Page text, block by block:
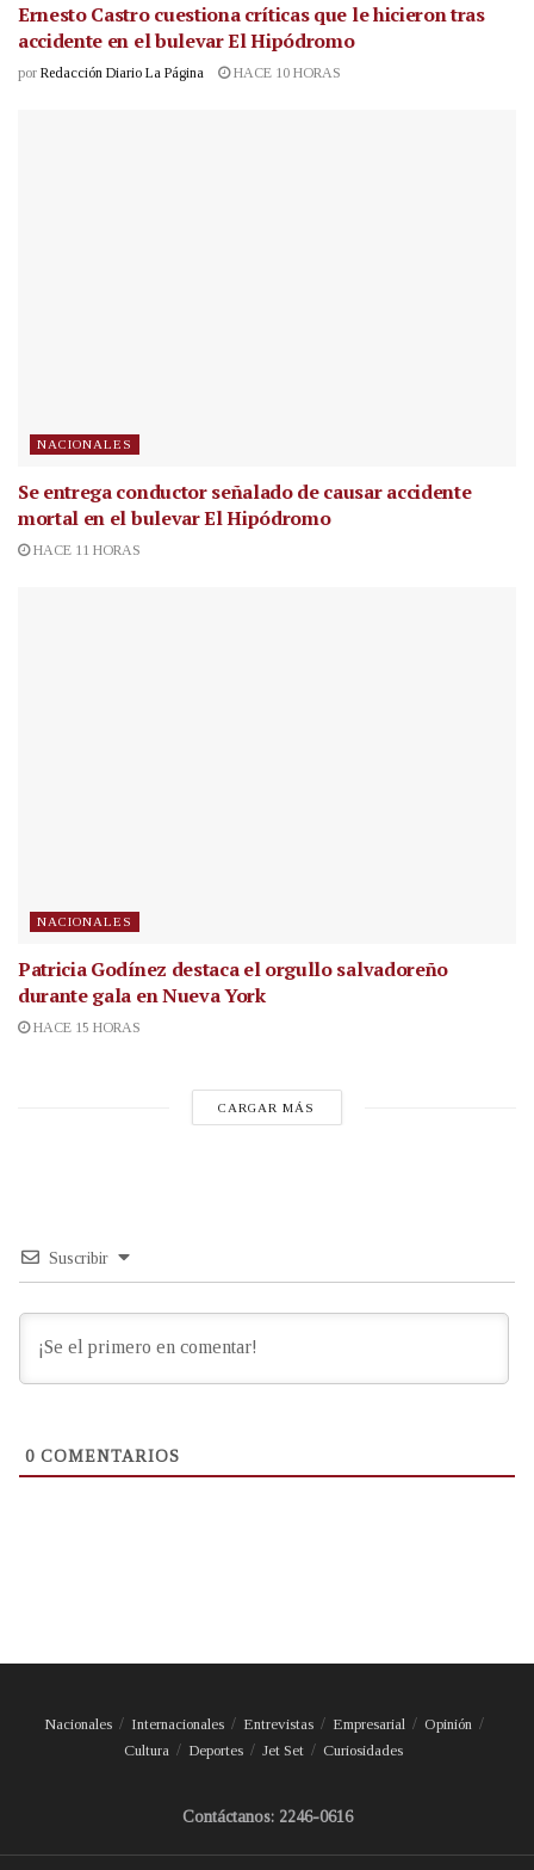
Ernesto Castro cuestiona críticas que le hicieron tras
accidente en el bulevar El Hipódromo
por Redacción Diario La Página HACE 10 HORAS
NACIONALES
Se entrega conductor señalado de causar accidente
mortal en el bulevar El Hipódromo
HACE 11 HORAS
NACIONALES
Patricia Godínez destaca el orgullo salvadoreño
durante gala en Nueva York
HACE 15 HORAS
CARGAR MÁS
Suscribir
0 COMENTARIOS
Nacionales Internacionales Entrevistas Empresarial
Opinión
Cultura
Deportes Jet Set Curiosidades
Contáctanos: 2246-0616